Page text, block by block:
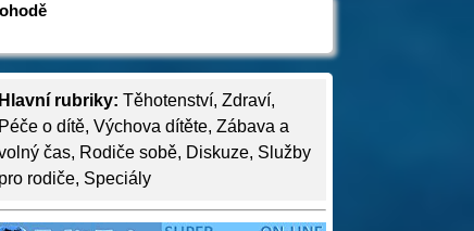
Hlavní rubriky: Těhotenství, Zdraví,
Péče o dítě, Výchova dítěte, Zábava a
čas, Rodiče sobě, Diskuze, Služby
pro rodiče, Speciály